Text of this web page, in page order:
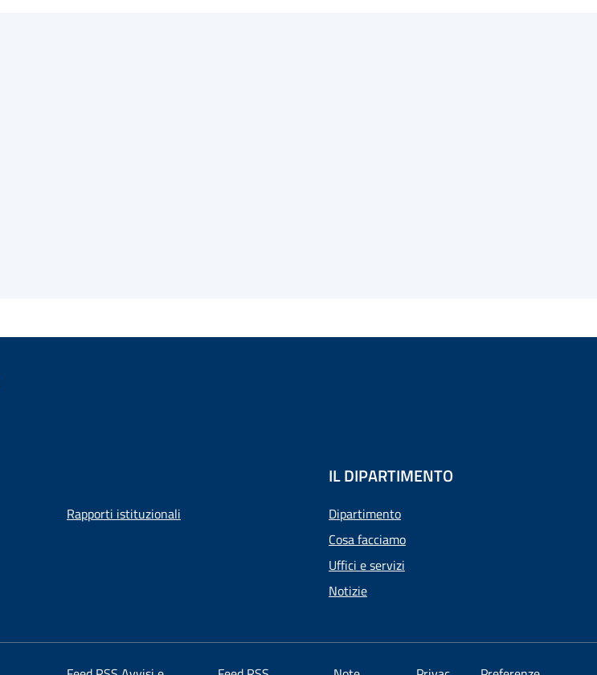
Rapporti istituzionali
IL DIPARTIMENTO
Dipartimento
Cosa facciamo
Uffici e servizi
Notizie